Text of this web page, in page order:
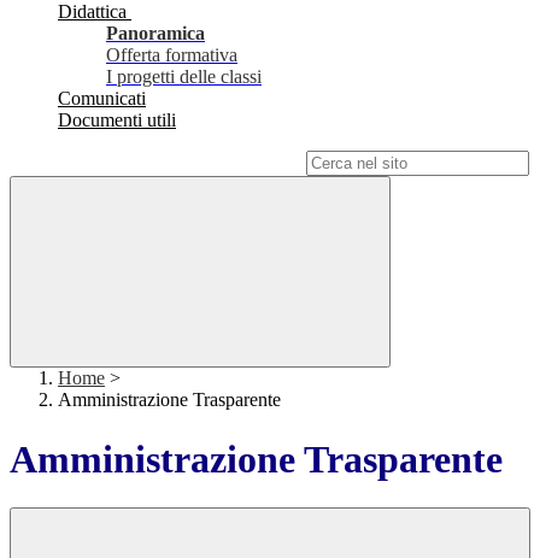
Didattica
Panoramica
Offerta formativa
I progetti delle classi
Comunicati
Documenti utili
Home >
Amministrazione Trasparente
Amministrazione Trasparente